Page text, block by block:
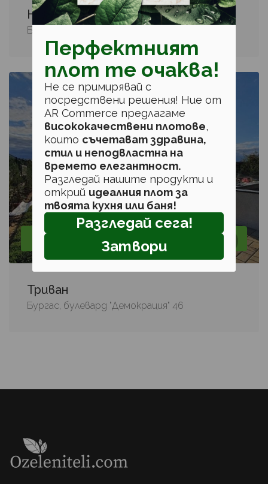
Перфектният
плот те очаква!
Не се примирявай с
посредствени решения! Ние от
AR Commerce предлагаме
висококачествени плотове,
които съчетават здравина,
стил и неподвластна на
времето елегантност.
Разгледай нашите продукти и
открий идеалния плот за
твоята кухня или баня!
Разгледай сега!
Затвори
H2O Systems
Бургас, бул. "Янко Комитов" 16
Озеленяване, Покривно озеленяване, Поливни
системи, Проектиране
Триван
Бургас, булевард "Демокрация" 46